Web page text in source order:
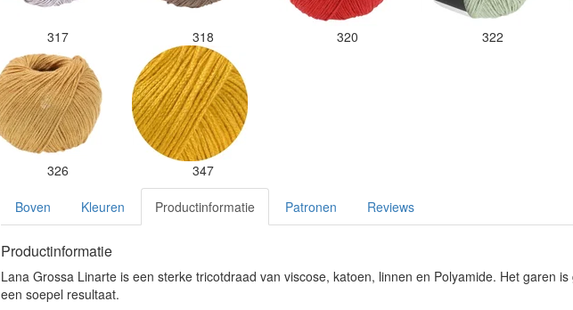
317 318 320 322
326 347
Boven Kleuren Productinformatie Patronen Reviews
Productinformatie
Lana Grossa Linarte is een sterke tricotdraad van viscose, katoen, linnen en Polyamide. Het garen
een soepel resultaat.